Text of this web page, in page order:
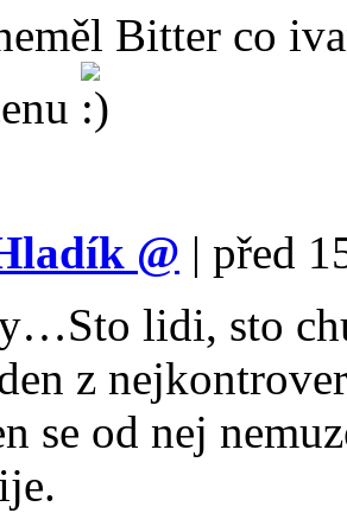
Bitter co
@ | před
lidi, sto
z
se od nej